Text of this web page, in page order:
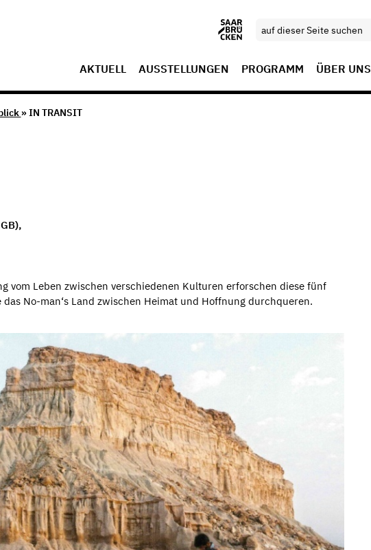
AKTUELL AUSSTELLUNGEN PROGRAMM ÜBER UNS
» IN TRANSIT
vom Leben zwischen verschiedenen Kulturen erforschen diese fünf
No-man‘s Land zwischen Heimat und Hoffnung durchqueren.